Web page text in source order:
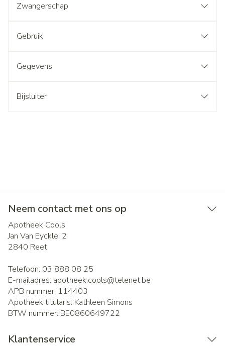
Zwangerschap
Gebruik
Gegevens
Bijsluiter
Neem contact met ons op
Apotheek Cools
Jan Van Eycklei 2
2840 Reet
Telefoon: 03 888 08 25
E-mailadres: apotheek.cools@telenet.be
APB nummer: 114403
Apotheek titularis: Kathleen Simons
BTW nummer: BE0860649722
Klantenservice